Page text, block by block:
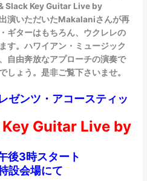
Slack Key Guitar Live by
演いただいたMakalaniさんが再
ギターはもちろん、ウクレレの
す。ハワイアン・ミュージック
自由奔放なアプローチの演奏で
しょう。是非ご覧下さいませ。
ゼンツ・アコースティッ
Guitar Live by
3時スタート
設会場にて